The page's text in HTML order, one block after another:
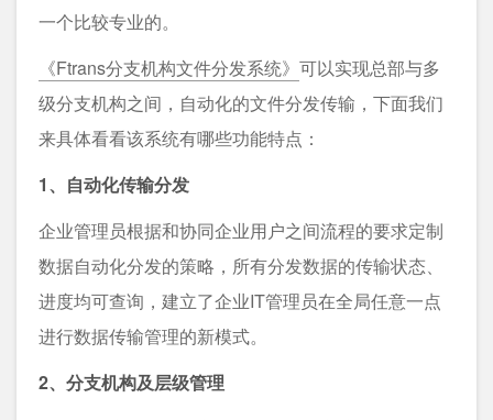
一个比较专业的。
《Ftrans分支机构文件分发系统》 可以实现总部与多
级分支机构之间，自动化的文件分发传输，下面我们
来具体看看该系统有哪些功能特点：
1、自动化传输分发
企业管理员根据和协同企业用户之间流程的要求定制
数据自动化分发的策略，所有分发数据的传输状态、
进度均可查询，建立了企业IT管理员在全局任意一点
进行数据传输管理的新模式。
2、分支机构及层级管理